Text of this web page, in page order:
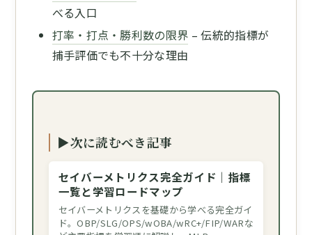
べる入口
打率・打点・勝利数の限界 – 伝統的指標が
捕手評価でも不十分な理由
▶次に読むべき記事
セイバーメトリクス完全ガイド｜指標
一覧と学習ロードマップ
セイバーメトリクスを基礎から学べる完全ガイ
ド。OBP/SLG/OPS/wOBA/wRC+/FIP/WARな